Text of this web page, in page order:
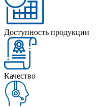
Доступность продукции
Качество